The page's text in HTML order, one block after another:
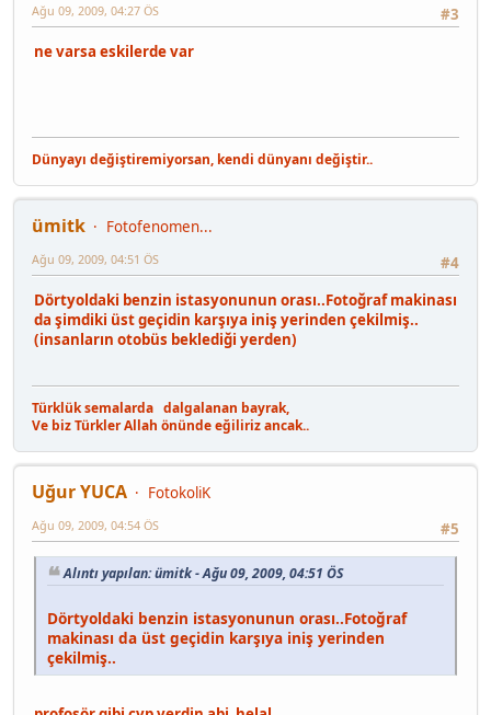
#3
Ağu 09, 2009, 04:27 ÖS
ne varsa eskilerde var
Dünyayı değiştiremiyorsan, kendi dünyanı değiştir..
ümitk
Fotofenomen...
#4
Ağu 09, 2009, 04:51 ÖS
Dörtyoldaki benzin istasyonunun orası..Fotoğraf makinası
da şimdiki üst geçidin karşıya iniş yerinden çekilmiş..
(insanların otobüs beklediği yerden)
Türklük semalarda dalgalanan bayrak,
Ve biz Türkler Allah önünde eğiliriz ancak..
Uğur YUCA
FotokoliK
#5
Ağu 09, 2009, 04:54 ÖS
Alıntı yapılan: ümitk - Ağu 09, 2009, 04:51 ÖS
Dörtyoldaki benzin istasyonunun orası..Fotoğraf
makinası da üst geçidin karşıya iniş yerinden
çekilmiş..